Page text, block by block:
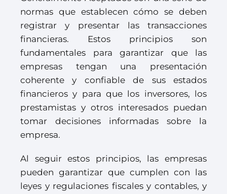
normas que establecen cómo se deben
registrar y presentar las transacciones
financieras. Estos principios son
fundamentales para garantizar que las
empresas tengan una presentación
coherente y confiable de sus estados
financieros y para que los inversores, los
prestamistas y otros interesados puedan
tomar decisiones informadas sobre la
empresa.
Al seguir estos principios, las empresas
pueden garantizar que cumplen con las
leyes y regulaciones fiscales y contables, y